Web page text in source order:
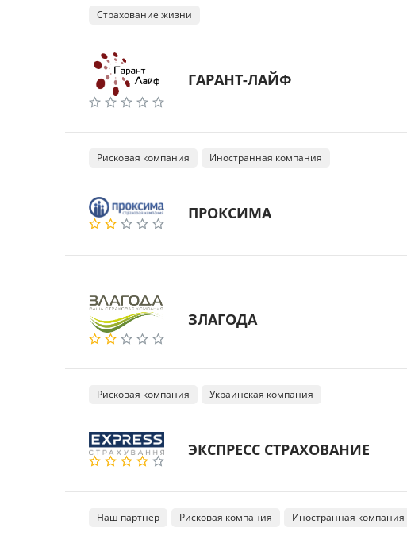
Страхование жизни
ГАРАНТ-ЛАЙФ
Рисковая компания Иностранная компания
ПРОКСИМА
ЗЛАГОДА
Рисковая компания Украинская компания
ЭКСПРЕСС СТРАХОВАНИЕ
Наш партнер Рисковая компания Иностранная компания